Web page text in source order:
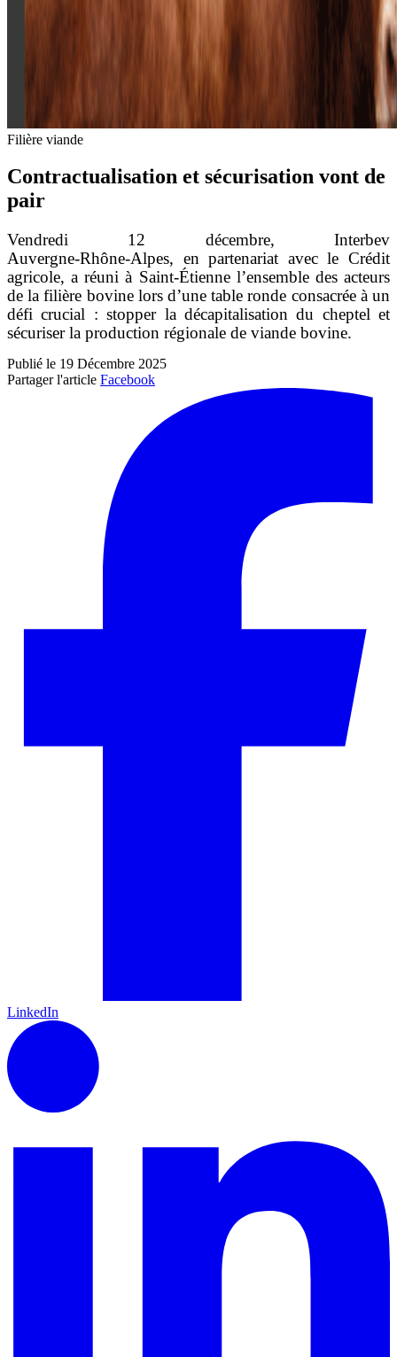
Filière viande
Contractualisation et sécurisation vont de
pair
Vendredi 12 décembre, Interbev
Auvergne‑Rhône‑Alpes, en partenariat avec le Crédit
agricole, a réuni à Saint‑Étienne l’ensemble des acteurs
de la filière bovine lors d’une table ronde consacrée à un
défi crucial : stopper la décapitalisation du cheptel et
sécuriser la production régionale de viande bovine.
Publié le 19 Décembre 2025
Partager l'article Facebook
LinkedIn